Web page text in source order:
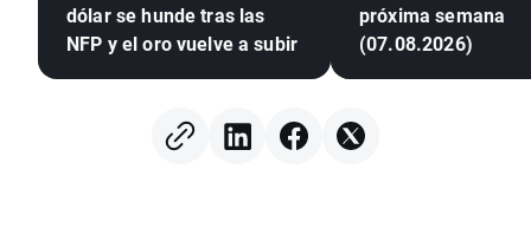
dólar se hunde tras las
NFP y el oro vuelve a subir
próxima semana
(07.08.2026)